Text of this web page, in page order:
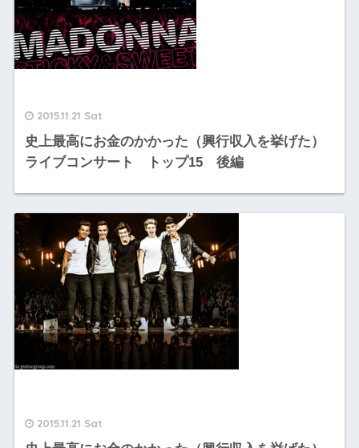
2015.11.21 Sat
史上最高にお金のかかった（興行収入を挙げた）
ライブコンサート トップ15 後編
2015.11.21 Sat